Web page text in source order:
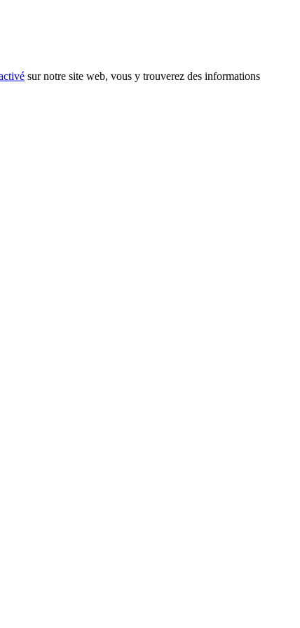
sur notre site web, vous y trouverez des informations